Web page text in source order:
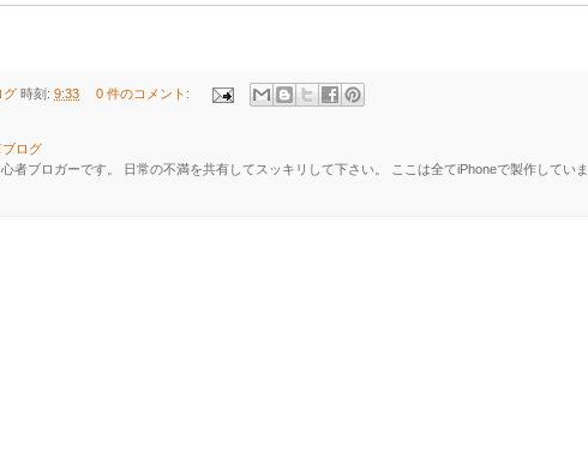
グ 時刻: 9:33 0 件のコメント:
ログ
者ブロガーです。 日常の不満を共有してスッキリして下さい。 ここは全てiPhoneで製作してい